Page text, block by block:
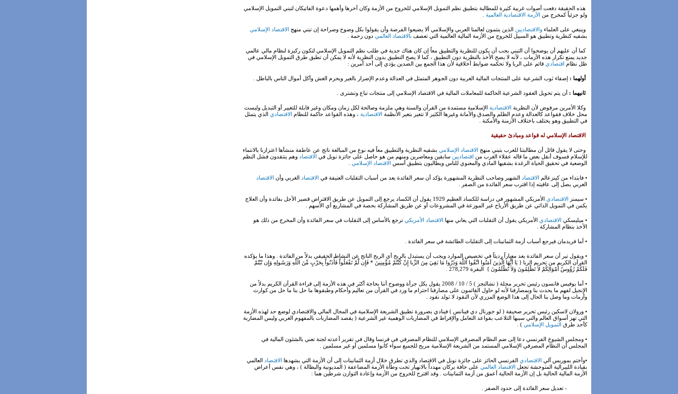
هذه الحقيقة دفعت أصوات غربية كثيرة للمطالبة بتطبيق نظم التمويل الإسلامي للخروج من الأزمة وكان آخرها وأهمها دعوة الفاتيكان لتبني التمويل الإسلامي
ولو جزئياً كمخرج من
الأزمة الاقتصادية العالمية
وينبغي على العلماء والاقتصاديين الذين ينتمون لعالمنا العربي والإسلامي ألا يضيعوا الفرصة وأن يقولوا بكل وضوح وصراحة إن تبني منهج الاقتصاد الإسلامي
بشقيه كنظرية وتطبيق هو السبيل للخروج من الأزمة المالية العالمية التي تعصف بالاقتصاد العالمي دون رحمة .
كما أن عليهم أن يوضحوا أن التبني يجب أن يكون للنظرية والتطبيق معاً إن كان هناك جدية في طلب نظم التمويل الإسلامي لتكون ركيزة لنظام مالي عالمي
جديد يمنع تكرار هذه الأزمات ، لأنه لا يصح الأخذ بالنظرية دون التطبيق ، كما لا يصح التطبيق بدون النظرية لأنه لا يمكن أن تطبق طرق التمويل الإسلامي في
ظل نظام
اقتصادي قائم على الربا ولا تحكمه ضوابط أخلاقية لأن هذا الجمع بين الضدين يؤدي إلى أحد أمرين :
أولهما : إضفاء ثوب الشرعية على المنتجات المالية الغربية دون الجوهر المتمثل في العدالة وعدم الإضرار بالغير ويحرم الغش وأكل أموال الناس بالباطل .
ثانيهما : أن يتم تحويل العقود الشرعية الحاكمة للمعاملات المالية في الاقتصاد الإسلامي إلى منتجات تباع وتشترى .
وكلا الأمرين مرفوض لأن النظرية الاقتصادية الإسلامية مستمدة من القرآن والسنة وهي ملزمة وصالحة لكل زمان ومكان وغير قابلة للتغيير أو التبديل وليست
محل خلاف فقواعد كالعدالة وعدم الظلم والصدق والأمانة وغيرها الكثير لا تتغير بتغير الأنظمة الاقتصادية ، وهذه القواعد حاكمة للنظام الاقتصادي الذي يتمثل
في التطبيق وهو يختلف باختلاف الأزمنة والأمكنة .
الاقتصاد الإسلامي له قواعد ومبادئ حقيقية
وحتى لا يقول قائل أن مطالبتنا للغرب بتبني منهج الاقتصاد الإسلامي بشقيه النظرية والتطبيق معاً فيه نوع من المبالغة ناتج عن عاطفة منشأها اعتزازنا بالانتماء
للإسلام فسوف أنقل بعض ما قاله عقلاء الغرب من
اقتصاديين سابقين ومعاصرين ومنهم من هو حاصل على جائزة نوبل في الاقتصاد وهم ينتقدون فشل النظم
الوضعية في تحقيق الحياة الرغدة بشقيها المادي والمعنوي للناس ويطالبون بتطبيق أسس
الاقتصاد الإسلامي
• فابتداء من كينزعالم الاقتصاد الشهير وصاحب النظرية المشهورة يؤكد أن سعر الفائدة يعد من أسباب التقلبات العنيفة في الاقتصاد الغربي وأن الاقتصاد
الغربي يصل إلى عافيته إذا اقترب سعر الفائدة من الصفر .
• سيمنز الاقتصادي
الأمريكي المشهور في دراسة للكساد العظيم 1929 يقول أن الكساد يرجع إلى التمويل عن طريق الاقتراض قصير الأجل بفائدة وأن العلاج
يكمن في التمويل الذاتي عن طريق الأرباح غير الموزعة في المشروعات أو عن طريق المشاركة بحصة في المشاريع أي الأسهم .
• ميليسكي الاقتصادي الأمريكي يقول أن التقلبات التي يعاني منها الاقتصاد الأمريكي ترجع بالأساس إلى التقلبات في سعر الفائدة وأن المخرج من ذلك هو
الأخذ بنظام المشاركة .
• أما فريدمان فيرجع أسباب أزمة الثمانينات إلى التقلبات الطائشة في سعر الفائدة .
• ويقول تير أن سعر الفائدة يعد معياراً رديئاً في تخصيص الموارد ويجب أن يستبدل بالربح أي الربح الناتج عن النشاط الحقيقي بدلاً من الفائدة . وهذا ما يؤكده
القرآن الكريم من تحريم الربا { يَا أَيُّهَا الَّذِينَ آمَنُوا اتَّقُوا اللَّهَ وَذَرُوا مَا بَقِيَ مِنَ الرِّبا إِنْ كُنْتُمْ مُؤْمِنِينَ * فَإِن لَّمْ تَفْعَلُواْ فَأْذَنُواْ بِحَرْبٍ مِّنَ اللَّهِ وَرَسُولِهِ وَإِن تُبْتُمْ
فَلَكُمْ رُؤُوسُ أَمْوَالِكُمْ لاَ تَظْلِمُونَ وَلاَ تُظْلَمُونَ } البقرة 278,279 .
• أما بوفيس فانسون رئيس تحرير مجلة ( تشالنجز ) 5 / 10 / 2008 يقول بكل جرأة ووضوح أننا بحاجة أكثر في هذه الأزمة إلى قراءة القرآن الكريم بدلاً من
الإنجيل لفهم ما يحدث بنا وبمصارفنا لأنه لو حاول القائمون على مصارفنا احترام ما ورد في القرآن من تعاليم وأحكام وطبقوها ما حل بنا ما حل من كوارث
وأزمات وما وصل بنا الحال إلى هذا الوضع المزري لأن النقود لا تولد نقود .
• ورولان لاسكين رئيس تحرير صحيفة ( لو جورنال دي فينانس ) فينادي بضرورة تطبيق الشريعة الإسلامية في المجال المالي والاقتصادي لوضع حد لهذه الأزمة
التي تهز أسواق العالم والتي سببها التلاعب بقواعد التعامل والإفراط في المضاربات الوهمية غير الشرعية ( يقصد المضاربات بالمفهوم الغربي وليس المضاربة
كأحد طرق
التمويل الإسلامي ) .
• ومجلس الشيوخ الفرنسي دعا إلى ضم النظام المصرفي الإسلامي للنظام المصرفي في فرنسا وقال في تقرير أعدته لجنة تعني بالشئون المالية في
المجلس أن النظام المصرفي الإسلامي المستمد من الشريعة الإسلامية مريح للجميع سواء كانوا مسلمين أو غير مسلمين .
•وأختم بموريس آلي الاقتصادي الفرنسي الحائز على جائزة نوبل في الاقتصاد والذي تطرق خلال أزمة الثمانينات إلى أن الأزمة التي يشهدها الاقتصاد
العالمي
بقيادة الليبرالية المتوحشة تجعل
الاقتصاد العالمي على حافة بركان مهدداً بالانهيار تحت وطأة الأزمة المضاعفة ( المديونية والبطالة ) ، وهي نفس أعراض
الأزمة المالية الحالية بل إن الأزمة الحالية أعمق من أزمة الثمانينات . وقد اقترح للخروج من الأزمة وإعادة التوازن شرطين هما :
- تعديل سعر الفائدة إلى حدود الصفر .